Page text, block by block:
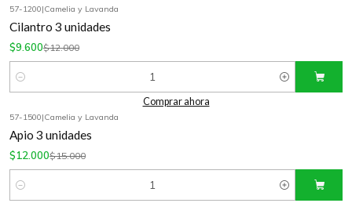
57-1200|Camelia y Lavanda
Cilantro 3 unidades
$9.600$12.000
Cantidad
Comprar ahora
57-1500|Camelia y Lavanda
Apio 3 unidades
$12.000$15.000
Cantidad